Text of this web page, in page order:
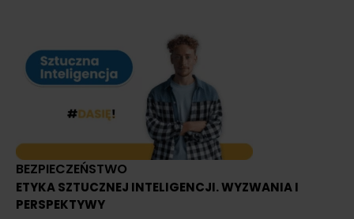
BEZPIECZEŃSTWO
ETYKA SZTUCZNEJ INTELIGENCJI. WYZWANIA I
PERSPEKTYWY